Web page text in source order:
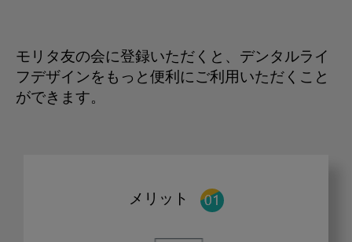
モリタ友の会に登録いただくと、デンタルライ
フデザインをもっと便利にご利用いただくこと
ができます。
メリット